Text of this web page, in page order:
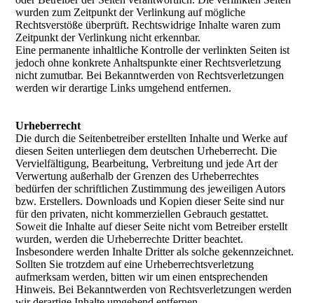
wurden zum Zeitpunkt der Verlinkung auf mögliche
Rechtsverstöße überprüft. Rechtswidrige Inhalte waren zum
Zeitpunkt der Verlinkung nicht erkennbar.
Eine permanente inhaltliche Kontrolle der verlinkten Seiten ist
jedoch ohne konkrete Anhaltspunkte einer Rechtsverletzung
nicht zumutbar. Bei Bekanntwerden von Rechtsverletzungen
werden wir derartige Links umgehend entfernen.
Urheberrecht
Die durch die Seitenbetreiber erstellten Inhalte und Werke auf
diesen Seiten unterliegen dem deutschen Urheberrecht. Die
Vervielfältigung, Bearbeitung, Verbreitung und jede Art der
Verwertung außerhalb der Grenzen des Urheberrechtes
bedürfen der schriftlichen Zustimmung des jeweiligen Autors
bzw. Erstellers. Downloads und Kopien dieser Seite sind nur
für den privaten, nicht kommerziellen Gebrauch gestattet.
Soweit die Inhalte auf dieser Seite nicht vom Betreiber erstellt
wurden, werden die Urheberrechte Dritter beachtet.
Insbesondere werden Inhalte Dritter als solche gekennzeichnet.
Sollten Sie trotzdem auf eine Urheberrechtsverletzung
aufmerksam werden, bitten wir um einen entsprechenden
Hinweis. Bei Bekanntwerden von Rechtsverletzungen werden